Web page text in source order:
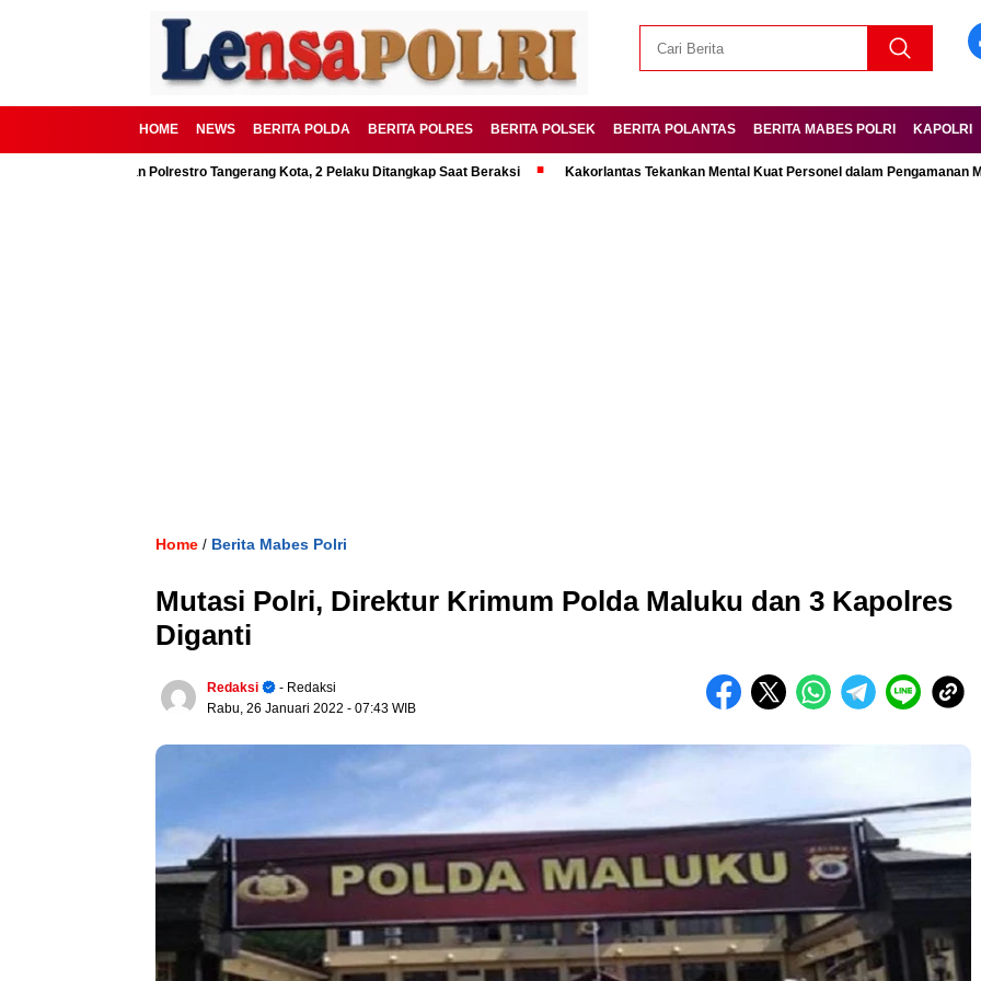
HOME NEWS BERITA POLDA BERITA POLRES BERITA POLSEK BERITA POLANTAS BERITA MABES POLRI KAPOLRI
Digagalkan Polrestro Tangerang Kota, 2 Pelaku Ditangkap Saat Beraksi Kakorlantas Tekankan Mental Kuat Personel dalam Pengamanan Mudik
Home / Berita Mabes Polri
Mutasi Polri, Direktur Krimum Polda Maluku dan 3 Kapolres
Diganti
Redaksi
- Redaksi
Rabu, 26 Januari 2022 - 07:43 WIB